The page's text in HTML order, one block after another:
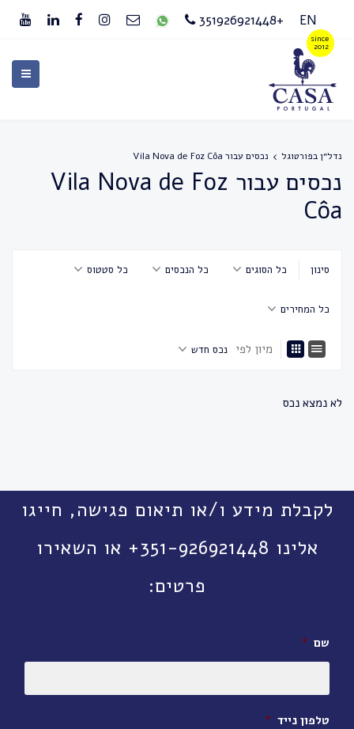
EN
+351926921448
נדל״ן בפורטוגל נכסים עבור Vila Nova de Foz Côa
נכסים עבור Vila Nova de Foz
Côa
סינון כל הסוגים כל הנכסים כל סטטוס
כל המחירים
מיון לפי נכס חדש
לא נמצא נכס
לקבלת מידע ו/או תיאום פגישה, חייגו
אלינו 351-926921448+ או השאירו
פרטים:
שם *
טלפון נייד *